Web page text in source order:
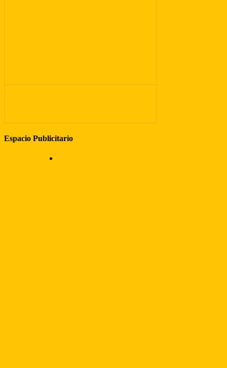
Espacio Publicitario